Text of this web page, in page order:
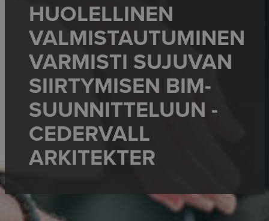
HUOLELLINEN
VALMISTAUTUMINEN
VARMISTI SUJUVAN
SIIRTYMISEN BIM-
SUUNNITTELUUN -
CEDERVALL
ARKITEKTER